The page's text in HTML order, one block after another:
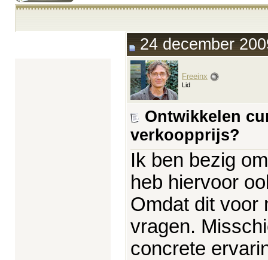
24 december
Freeinx
Lid
Ontwikkelen
verkoopprijs?
Ik ben bezig
heb hiervoor
Omdat dit voor
vragen.
concrete